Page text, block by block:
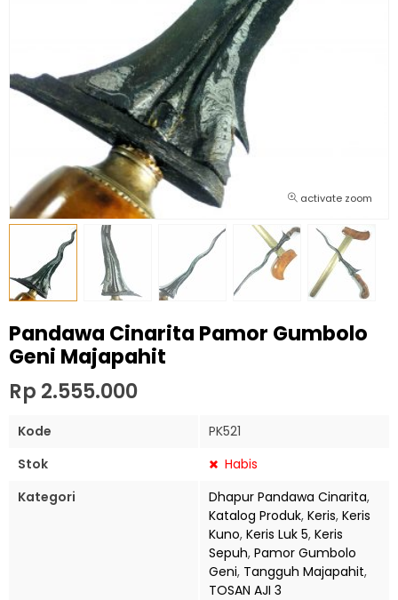
activate zoom
Pandawa Cinarita Pamor Gumbolo
Geni Majapahit
Rp 2.555.000
Kode
PK521
Stok
Habis
Kategori
Dhapur Pandawa Cinarita,
Katalog Produk, Keris, Keris
Kuno, Keris Luk 5, Keris
Sepuh, Pamor Gumbolo
Geni, Tangguh Majapahit,
TOSAN AJI 3